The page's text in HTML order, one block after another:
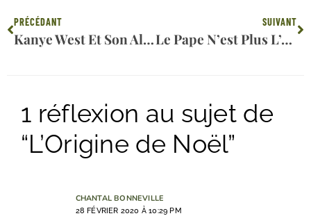
Précédent
PRÉCÉDANT
Kanye West Et Son Album « Chrétien »
SUIVANT
Le Pape N’est Plus L’Antichrist Pour Les Adventistes
1 réflexion au sujet de
“L’Origine de Noël”
CHANTAL BONNEVILLE
28 FÉVRIER 2020 À 10:29 PM